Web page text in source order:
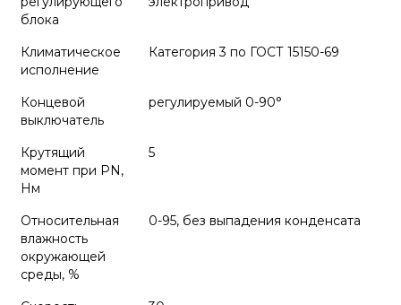
блока
Климатическое
исполнение
Категория 3 по ГОСТ 15150-69
Концевой
выключатель
регулируемый 0-90°
Крутящий
момент при PN,
Нм
5
Относительная
влажность
окружающей
среды, %
0-95, без выпадения конденсата